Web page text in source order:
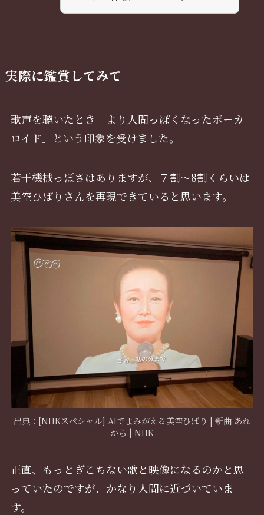
実際に鑑賞してみて
歌声を聴いたとき「より人間っぽくなったボーカ
ロイド」という印象を受けました。
若干機械っぽさはありますが、７割〜8割くらいは
美空ひばりさんを再現できていると思います。
出典：[NHKスペシャル] AIでよみがえる美空ひばり | 新曲 あれ
から | NHK
正直、もっとぎこちない歌と映像になるのかと思
っていたのですが、かなり人間に近づいていま
す。